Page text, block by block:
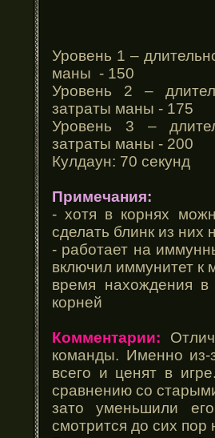
Уровень 1 –
маны - 150
Уровень 2 –
затраты маны - 175
Уровень 3 –
затраты маны - 200
Кулдаун: 70 секунд
Примечания:
- хотя в корнях
сделать блинк из них
- работает на
включил иммунитет к
время нахождения в
корней
Комментарии:
команды. Именно из-
всего и ценят в
сравнению со
зато уменьшили
смотрится до сих пор